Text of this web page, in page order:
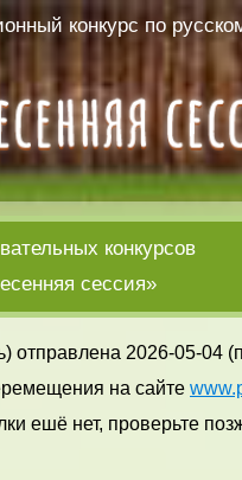
конкурс по
конкурсов
сессия»
отправлена 2026-05-04
на сайте
ешё нет, проверьте